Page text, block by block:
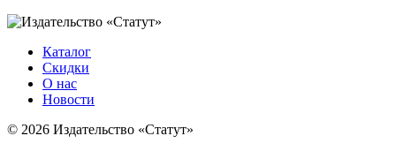
Каталог
Скидки
О нас
Новости
© 2026 Издательство «Статут»